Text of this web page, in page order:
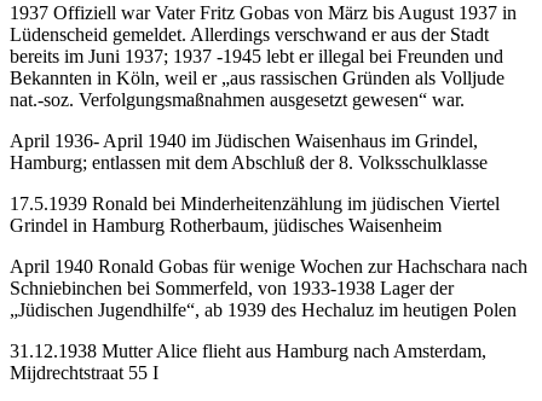
1937 Offiziell war Vater Fritz Gobas von März bis August 1937 in
Lüdenscheid gemeldet. Allerdings verschwand er aus der Stadt
bereits im Juni 1937; 1937 -1945 lebt er illegal bei Freunden und
Bekannten in Köln, weil er „aus rassischen Gründen als Volljude
nat.-soz. Ver­folgungsmaßnahmen ausgesetzt gewesen“ war.
April 1936- April 1940 im Jüdischen Waisenhaus im Grindel,
Hamburg; entlassen mit dem Abschluß der 8. Volksschulklasse
17.5.1939 Ronald bei Minderheitenzählung im jüdischen Viertel
Grindel in Hamburg Rotherbaum, jüdisches Waisenheim
April 1940 Ronald Gobas für wenige Wochen zur Hachschara nach
Schniebinchen bei Sommerfeld, von 1933-1938 Lager der
„Jüdischen Jugendhilfe“, ab 1939 des Hechaluz im heutigen Polen
31.12.1938 Mutter Alice flieht aus Hamburg nach Amsterdam,
Mijdrechtstraat 55 I